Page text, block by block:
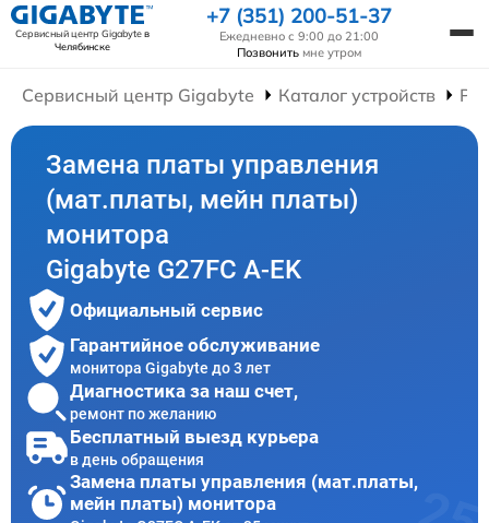
Сервисный центр Gigabyteв
Челябинске
+7 (351) 200-51-37
Ежедневно с 9:00 до 21:00
Позвонить мне утром
Сервисный центр Gigabyte Каталог устройств
Замена платы управления
(мат.платы, мейн платы)
монитора
Gigabyte G27FC A-EK
Официальный сервис
Гарантийное обслуживание
монитора Gigabyte до 3 лет
Диагностика за наш счет,
ремонт по желанию
Бесплатный выезд курьера
в день обращения
Замена платы управления (мат.платы,
мейн платы) монитора